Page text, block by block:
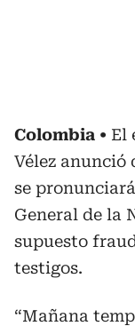
Colombia
El
Vélez anunció
se
General de la
supuesto
testigos.
“Mañana